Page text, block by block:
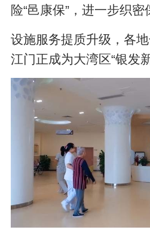
险“邑康保”，进一步织密
设施服务提质升级，各地
江门正成为大湾区“银发新